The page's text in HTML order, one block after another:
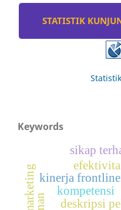
STATISTIK
Keywords
deskripsi
kompetensi
kinerja
sikap